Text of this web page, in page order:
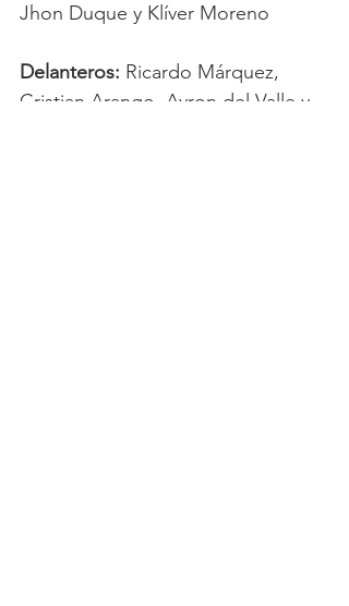
Jhon Duque y Klíver Moreno
Delanteros: Ricardo Márquez,
Cristian Arango, Ayron del Valle y